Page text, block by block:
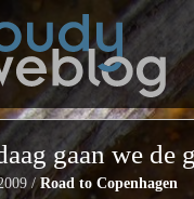
gaan we de
/Road to Copenhagen